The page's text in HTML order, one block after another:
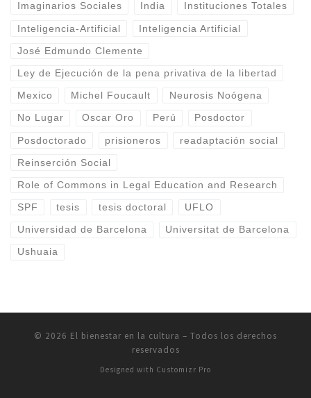
Imaginarios Sociales India Instituciones Totales
Inteligencia-Artificial Inteligencia Artificial
José Edmundo Clemente
Ley de Ejecución de la pena privativa de la libertad
Mexico Michel Foucault Neurosis Noógena
No Lugar Oscar Oro Perú Posdoctor
Posdoctorado prisioneros readaptación social
Reinserción Social
Role of Commons in Legal Education and Research
SPF tesis tesis doctoral UFLO
Universidad de Barcelona Universitat de Barcelona
Ushuaia
© 2026 El bienestar en la cultura – Todos los derechos
reservados
Designed with Customizr Pro